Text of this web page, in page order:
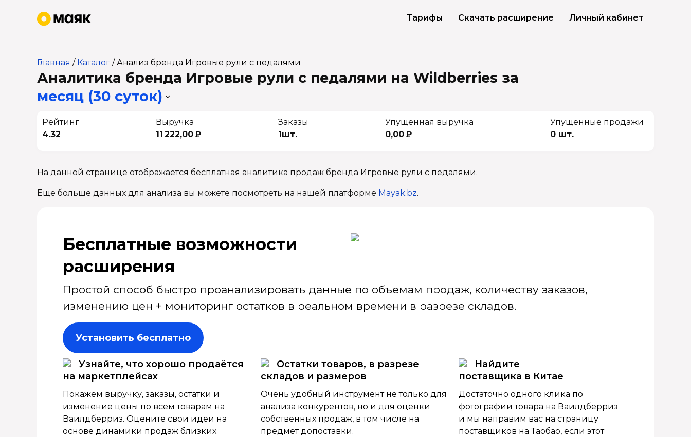
Тарифы Скачать расширение Личный кабинет
Главная / Каталог /Анализ бренда Игровые рули с педалями
Аналитика бренда Игровые рули с педалями на Wildberries за
месяц (30 суток)
Рейтинг
4.32
Выручка
11 222,00 ₽
Заказы
1шт.
Упущенная выручка
0,00 ₽
Упущенные продажи
0 шт.
На данной странице отображается бесплатная аналитика продаж бренда Игровые рули с педалями.
Еще больше данных для анализа вы можете посмотреть на нашей платформе Mayak.bz.
Бесплатные возмож­ности
расширения
Простой способ быстро проанализировать данные по объемам продаж, количеству заказов,
изменению цен + мониторинг остатков в реальном времени в разрезе складов.
Установить бесплатно
Узнайте, что хорошо продаётся
на маркетплейсах
Покажем выручку, заказы, остатки и
изменение цены по всем товарам на
Ваилдберриз. Оцените свои идеи на
основе динамики продаж близких
Остатки товаров, в разрезе
складов и размеров
Очень удобный инструмент не только для
анализа конкурентов, но и для оценки
собственных продаж, в том числе на
предмет допоставки.
Найдите
поставщика в Китае
Достаточно одного клика по
фотографии товара на Ваилдберриз
и мы направим вас на страницу
поставщиков на Таобао, если этот